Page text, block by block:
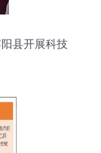
县开展科技